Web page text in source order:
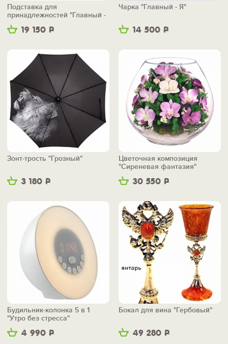
19 150 Р
Подставка для
принадлежностей "Главный -
Я"
14 500 Р
Чарка "Главный - Я"
3 180 Р
Зонт-трость "Грозный"
30 550 Р
Цветочная композиция
"Сиреневая фантазия"
4 990 Р
Будильник-колонка 5 в 1
"Утро без стресса"
49 280 Р
Бокал для вина "Гербовый"